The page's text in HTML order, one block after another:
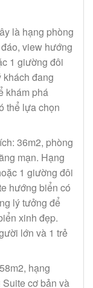
là hạng phòng
view hướng
1 giường đôi
đang
khám phá
thể lựa chọn
36m2, phòng
mạn. Hạng
1 giường đôi
hướng biển có
lý tưởng để
xinh đẹp.
lớn và 1 trẻ
hạng
cơ bản và